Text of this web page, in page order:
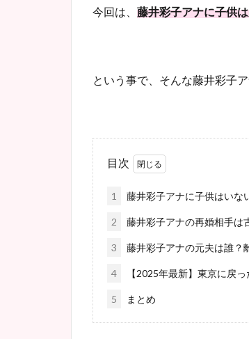
今回は、 藤井彩子アナに子供
という事で、そんな藤井彩子
目次
1 藤井彩子アナに子供はいな
2 藤井彩子アナの再婚相手は
3 藤井彩子アナの元夫は誰？
4 【2025年最新】東京に戻
5 まとめ